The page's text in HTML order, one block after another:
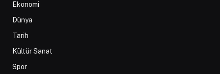
Ekonomi
Dünya
Tarih
Kültür Sanat
Spor